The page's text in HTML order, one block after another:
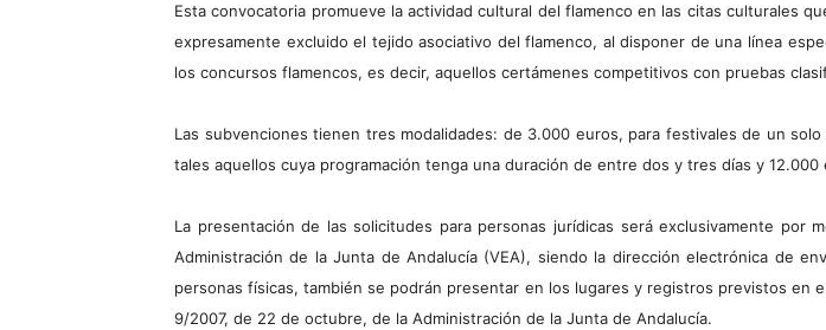
Esta convocatoria promueve la actividad cultural del flamenco en las citas culturales
expresamente excluido el tejido asociativo del flamenco, al disponer de una línea
los concursos flamencos, es decir, aquellos certámenes competitivos con pruebas
Las subvenciones tienen tres modalidades: de 3.000 euros, para festivales de un
tales aquellos cuya programación tenga una duración de entre dos y tres días y
La presentación de las solicitudes para personas jurídicas será exclusivamente
Administración de la Junta de Andalucía (VEA), siendo la dirección electrónica de
personas físicas, también se podrán presentar en los lugares y registros previstos
9/2007, de 22 de octubre, de la Administración de la Junta de Andalucía.